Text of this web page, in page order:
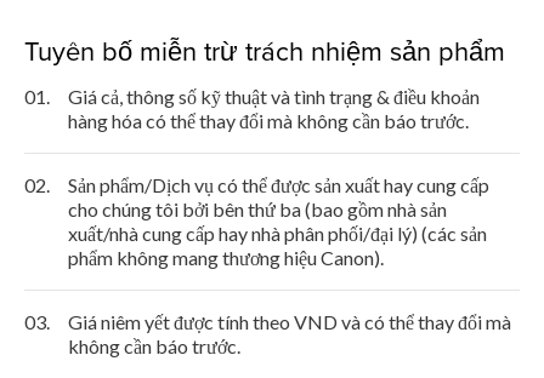
Tuyên bố miễn trừ trách nhiệm sản phẩm
01.
Giá cả, thông số kỹ thuật và tình trạng & điều khoản
hàng hóa có thể thay đổi mà không cần báo trước.
02.
Sản phẩm/Dịch vụ có thể được sản xuất hay cung cấp
cho chúng tôi bởi bên thứ ba (bao gồm nhà sản
xuất/nhà cung cấp hay nhà phân phối/đại lý) (các sản
phẩm không mang thương hiệu Canon).
03.
Giá niêm yết được tính theo VND và có thể thay đổi mà
không cần báo trước.